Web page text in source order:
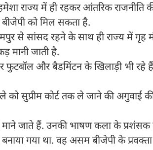
राज्य में ही रहकर आंतरिक
को मिल सकता है.
से सांसद रहने के साथ ही राज्य में गृह
मानी जाती है.
फुटबॉल और बैडमिंटन के खिलाड़ी भी रहे
सुप्रीम कोर्ट तक ले जाने की अगुवाई की
जाते हैं. उनकी भाषण कला के प्रशंसक
गया था. वह असम बीजेपी के